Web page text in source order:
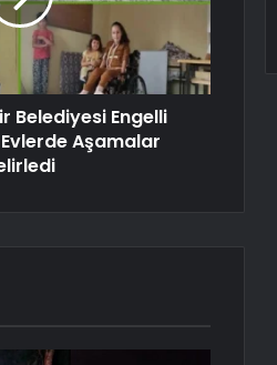
Belediyesi Engelli
Aşamalar